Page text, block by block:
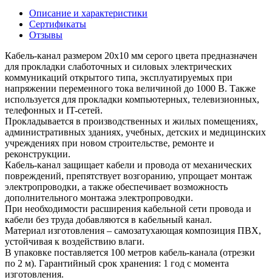
Описание и характеристики
Сертификаты
Отзывы
Кабель-канал размером 20х10 мм серого цвета предназначен
для прокладки слаботочных и силовых электрических
коммуникаций открытого типа, эксплуатируемых при
напряжении переменного тока величиной до 1000 В. Также
используется для прокладки компьютерных, телевизионных,
телефонных и IT-сетей.
Прокладывается в производственных и жилых помещениях,
административных зданиях, учебных, детских и медицинских
учреждениях при новом строительстве, ремонте и
реконструкции.
Кабель-канал защищает кабели и провода от механических
повреждений, препятствует возгоранию, упрощает монтаж
электропроводки, а также обеспечивает возможность
дополнительного монтажа электропроводки.
При необходимости расширения кабельной сети провода и
кабели без труда добавляются в кабельный канал.
Материал изготовления – самозатухающая композиция ПВХ,
устойчивая к воздействию влаги.
В упаковке поставляется 100 метров кабель-канала (отрезки
по 2 м). Гарантийный срок хранения: 1 год с момента
изготовления.